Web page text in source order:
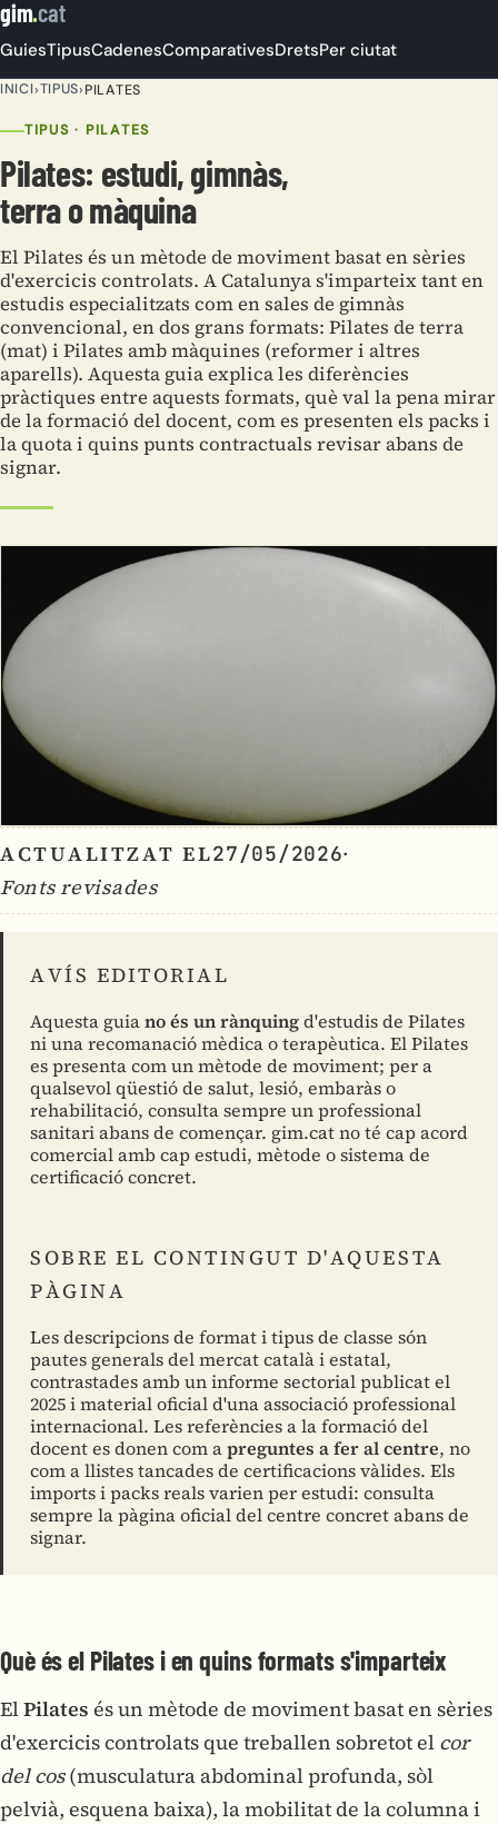
gim.cat
GuiesTipusCadenesComparativesDretsPer ciutat
INICI›TIPUS›PILATES
TIPUS · PILATES
Pilates: estudi, gimnàs,
terra o màquina
El Pilates és un mètode de moviment basat en sèries
d'exercicis controlats. A Catalunya s'imparteix tant en
estudis especialitzats com en sales de gimnàs
convencional, en dos grans formats: Pilates de terra
(mat) i Pilates amb màquines (reformer i altres
aparells). Aquesta guia explica les diferències
pràctiques entre aquests formats, què val la pena mirar
de la formació del docent, com es presenten els packs i
la quota i quins punts contractuals revisar abans de
signar.
ACTUALITZAT EL27/05/2026·
Fonts revisades
AVÍS EDITORIAL
Aquesta guiano és un rànquingd'estudis de Pilates
ni una recomanació mèdica o terapèutica. El Pilates
es presenta com un mètode de moviment; per a
qualsevol qüestió de salut, lesió, embaràs o
rehabilitació, consulta sempre un professional
sanitari abans de començar. gim.cat no té cap acord
comercial amb cap estudi, mètode o sistema de
certificació concret.
SOBRE EL CONTINGUT D'AQUESTA
PÀGINA
Les descripcions de format i tipus de classe són
pautes generals del mercat català i estatal,
contrastades amb un informe sectorial publicat el
2025 i material oficial d'una associació professional
internacional. Les referències a la formació del
docent es donen com apreguntes a fer al centre, no
com a llistes tancades de certificacions vàlides. Els
imports i packs reals varien per estudi: consulta
sempre la pàgina oficial del centre concret abans de
signar.
Què és el Pilates i en quins formats s'imparteix
ElPilates és un mètode de moviment basat en sèries
d'exercicis controlats que treballen sobretot el cor
del cos(musculatura abdominal profunda, sòl
pelvià, esquena baixa), la mobilitat de la columna i